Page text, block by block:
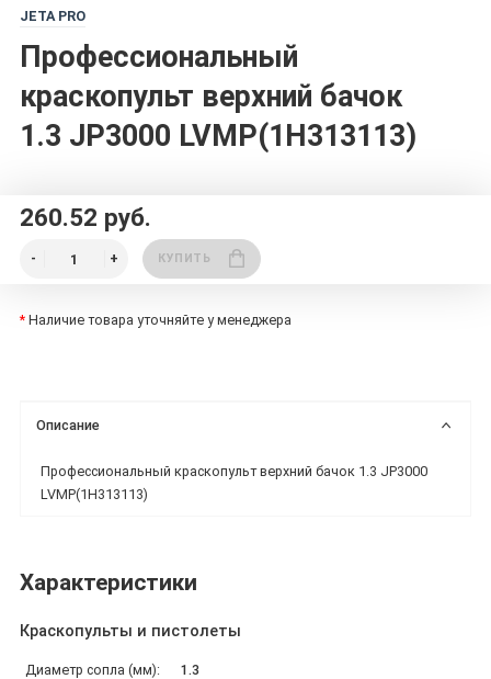
JETA PRO
Профессиональный
краскопульт верхний бачок
1.3 JP3000 LVMP(1H313113)
260.52 руб.
КУПИТЬ
* Наличие товара уточняйте у менеджера
Описание
Профессиональный краскопульт верхний бачок 1.3 JP3000
LVMP(1H313113)
Характеристики
Краскопульты и пистолеты
Диаметр сопла (мм): 1.3